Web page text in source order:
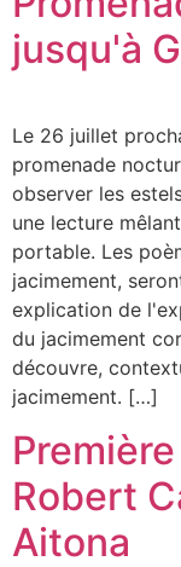
jusqu'à
Le 26 juillet
promenade
observer les
une lecture
portable. Les
jacimement,
explication de
du jacimement
découvre,
jacimement. […]
Robert
Aitona